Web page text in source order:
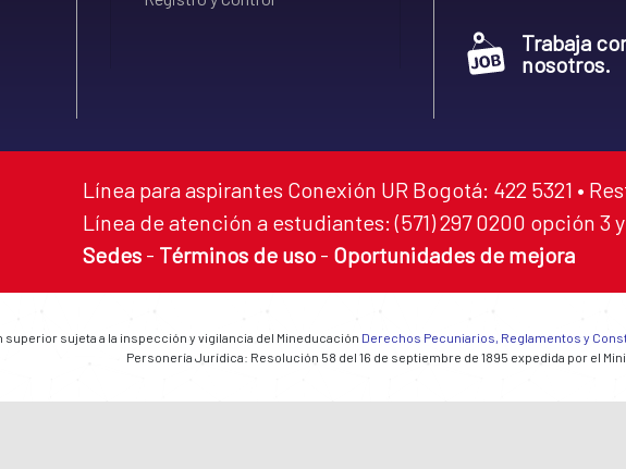
Trabaja
nosotros.
Línea para aspirantes Conexión UR Bogotá: 422 5321 •
Línea de atención a estudiantes: (571) 297 0200 opción 3
Sedes - Términos de uso - Oportunidades de mejora
sujeta a la inspección y vigilancia del Mineducación Derechos Pecuniarios, Reglamentos y
Personería Jurídica: Resolución 58 del 16 de septiembre de 1895 expedida por el